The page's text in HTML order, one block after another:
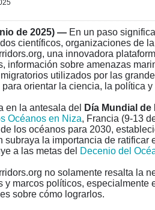
de 2025) — En un paso
científicos, organizaciones de
una innovadora
información sobre amenazas
utilizados por las
para orientar la ciencia, la política
en la antesala del Día Mundial de
Océanos en Niza, Francia (9-13
los océanos para 2030,
subraya la importancia de ratificar
a las metas del Decenio del
no solamente resalta la
y marcos políticos, especialmente
sobre cómo lograrlos.